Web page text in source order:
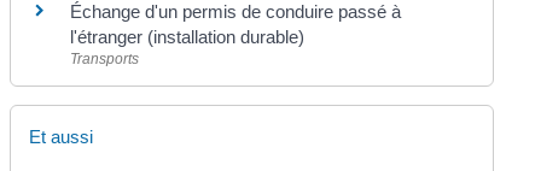
Échange d'un permis de conduire passé à
l'étranger (installation durable)
Transports
Et aussi